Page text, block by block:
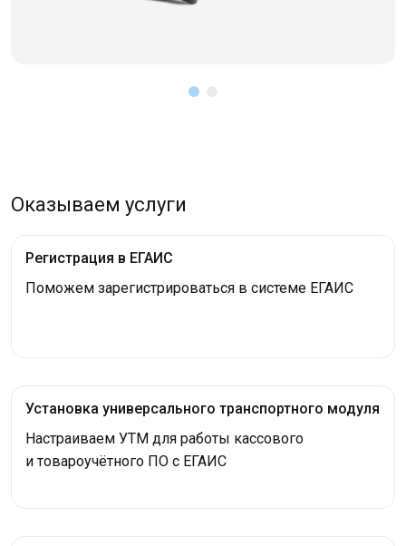
Оказываем услуги
Регистрация в ЕГАИС
Поможем зарегистрироваться в системе ЕГАИС
Установка универсального транспортного модуля
Настраиваем УТМ для работы кассового
и товароучётного ПО с ЕГАИС